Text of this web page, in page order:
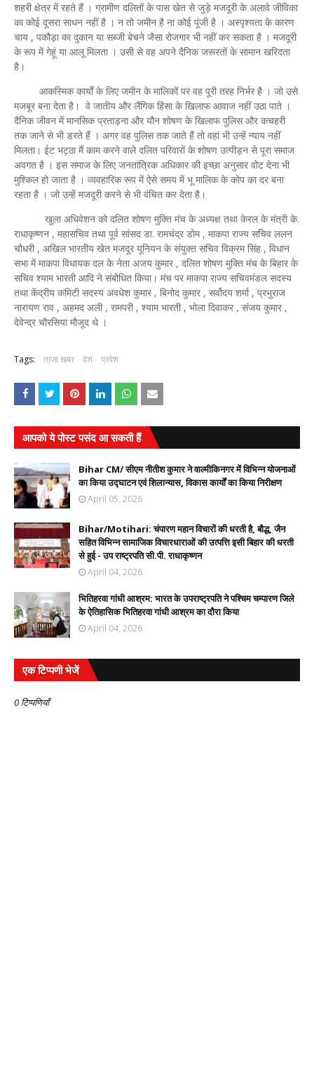
शहरी क्षेत्र में रहते हैं । ग्रामीण दलितों के पास खेत से जुड़े मजदूरी के अलावे जीविका
का कोई दूसरा साधन नहीं है । न तो जमीन है ना कोई पूंजी है । अस्पृश्यता के कारण
चाय , पकौड़ा का दुकान या सब्जी बेचने जैसा रोजगार भी नहीं कर सकता है । मजदूरी
के रूप में गेहूं या आलू मिलता । उसी से वह अपने दैनिक जरूरतों के सामान खरिदता
है।
आकस्मिक कार्यों के लिए जमीन के मालिकों पर वह पूरी तरह निर्भर है । जो उसे
मजबूर बना देता है। वे जातीय और लैंगिक हिंसा के खिलाफ आवाज नहीं उठा पाते ।
दैनिक जीवन में मानसिक प्रताड़ना और यौन शोषण के खिलाफ पुलिस और कचहरी
तक जाने से भी डरते हैं । अगर वह पुलिस तक जाते हैं तो वहां भी उन्हें न्याय नहीं
मिलता। ईट भट्ठा मैं काम करने वाले दलित परिवारों के शोषण उत्पीड़न से पूरा समाज
अवगत है । इस समाज के लिए जनतांत्रिक अधिकार की इच्छा अनुसार वोट देना भी
मुश्किल हो जाता है । व्यवहारिक रूप में ऐसे समय में भू मालिक के कोप का दर बना
रहता है । जो उन्हें मजदूरी करने से भी वंचित कर देता है।
खुला अधिवेशन को दलित शोषण मुक्ति मंच के अध्यक्ष तथा केरल के मंत्री के.
राधाकृष्णन , महासचिव तथा पूर्व सांसद डा. रामचंद्र डोम , माकपा राज्य सचिव ललन
चौधरी , अखिल भारतीय खेत मजदूर यूनियन के संयुक्त सचिव विक्रम सिंह , विधान
सभा में माकपा विधायक दल के नेता अजय कुमार , दलित शोषण मुक्ति मंच के बिहार के
सचिव श्याम भारती आदि ने संबोधित किया। मंच पर माकपा राज्य सचिवमंडल सदस्य
तथा केंद्रीय कमिटी सदस्य अवधेश कुमार , बिनोद कुमार , सर्वोदय शर्मा , प्रभुराज
नारायण राव , अहमद अली , रामपरी , श्याम भारती , भोला दिवाकर , संजय कुमार ,
देवेन्द्र चौरसिया मौजूद थे ।
Tags: ताजा खबर देश प्रदेश
आपको ये पोस्ट पसंद आ सकती हैं
Bihar CM/ सीएम नीतीश कुमार ने वाल्मीकिनगर में विभिन्न योजनाओं
का किया उद्घाटन एवं शिलान्यास, विकास कार्यों का किया निरीक्षण
April 05, 2026
Bihar/Motihari: चंपारण महान विचारों की धरती है, बौद्ध, जैन
सहित विभिन्न सामाजिक विचारधाराओं की उत्पत्ति इसी बिहार की धरती
से हुई - उप राष्ट्रपति सी.पी. राधाकृष्णन
April 04, 2026
भितिहरवा गांधी आश्रम: भारत के उपराष्ट्रपति ने पश्चिम चम्पारण जिले
के ऐतिहासिक भितिहरवा गांधी आश्रम का दौरा किया
April 04, 2026
एक टिप्पणी भेजें
0 टिप्पणियाँ